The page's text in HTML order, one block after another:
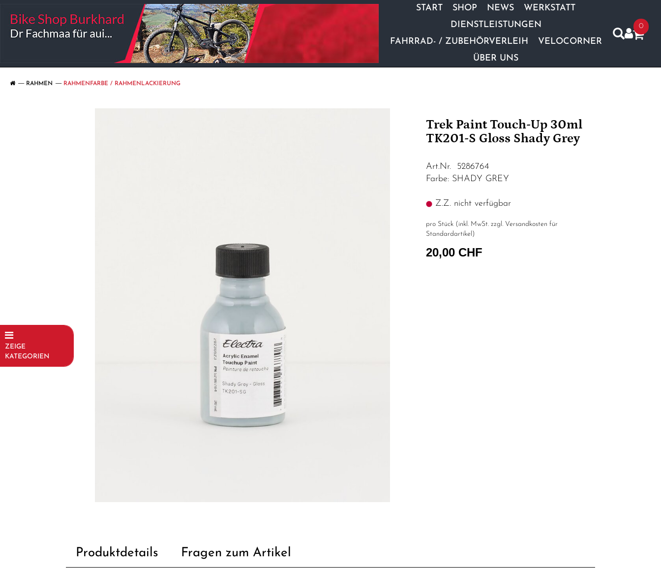
START SHOP NEWS
WERKSTATT
DIENSTLEISTUNGEN
FAHRRAD- / ZUBEHÖRVERLEIH
VELOCORNER
ÜBER UNS
0
RAHMEN RAHMENFARBE / RAHMENLACKIERUNG
ZEIGE
KATEGORIEN
Trek Paint Touch-Up 30ml
TK201-S Gloss Shady Grey
Art.Nr. 5286764
Farbe: SHADY GREY
Z.Z. nicht verfügbar
pro Stück (inkl. MwSt. zzgl. Versandkosten für
Standardartikel )
20,00 CHF
Produktdetails Fragen zum Artikel